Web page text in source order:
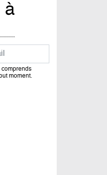
à
comprends
moment.